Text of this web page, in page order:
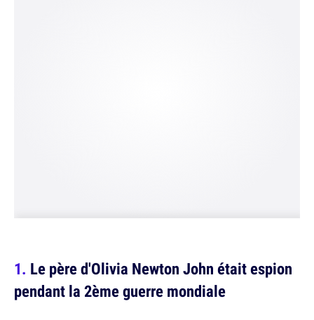
Le père d'Olivia Newton John était espion
pendant la 2ème guerre mondiale